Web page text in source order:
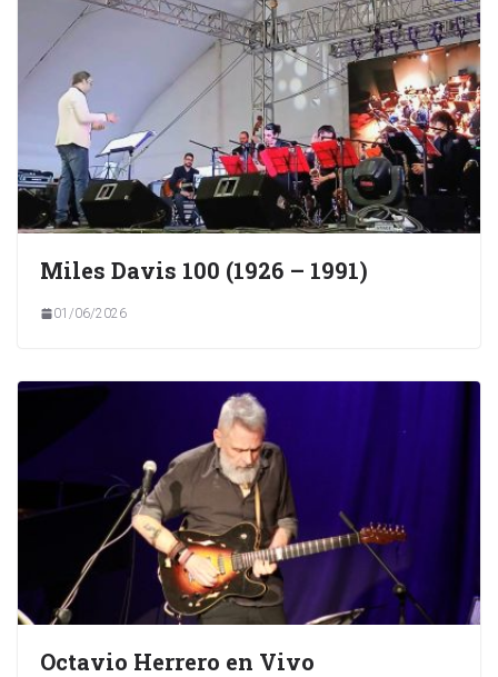
Miles Davis 100 (1926 – 1991)
01/06/2026
Octavio Herrero en Vivo